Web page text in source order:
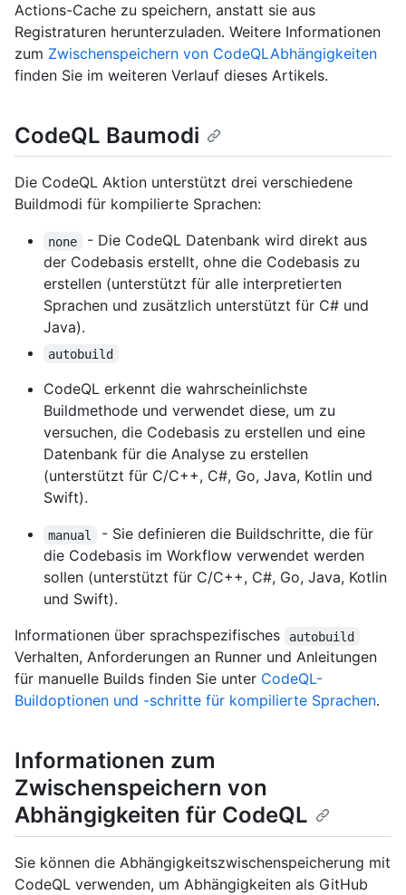
Actions-Cache zu speichern, anstatt sie aus
Registraturen herunterzuladen. Weitere Informationen
zum Zwischenspeichern von CodeQLAbhängigkeiten
finden Sie im weiteren Verlauf dieses Artikels.
CodeQL Baumodi
Die CodeQL Aktion unterstützt drei verschiedene
Buildmodi für kompilierte Sprachen:
none
- Die CodeQL Datenbank wird direkt aus
der Codebasis erstellt, ohne die Codebasis zu
erstellen (unterstützt für alle interpretierten
Sprachen und zusätzlich unterstützt für C# und
Java).
autobuild
CodeQL erkennt die wahrscheinlichste
Buildmethode und verwendet diese, um zu
versuchen, die Codebasis zu erstellen und eine
Datenbank für die Analyse zu erstellen
(unterstützt für C/C++, C#, Go, Java, Kotlin und
Swift).
manual
- Sie definieren die Buildschritte, die für
die Codebasis im Workflow verwendet werden
sollen (unterstützt für C/C++, C#, Go, Java, Kotlin
und Swift).
Informationen über sprachspezifisches
autobuild
Verhalten, Anforderungen an Runner und Anleitungen
für manuelle Builds finden Sie unter CodeQL-
Buildoptionen und -schritte für kompilierte Sprachen.
Informationen zum
Zwischenspeichern von
Abhängigkeiten für CodeQL
Sie können die Abhängigkeitszwischenspeicherung mit
CodeQL verwenden, um Abhängigkeiten als GitHub